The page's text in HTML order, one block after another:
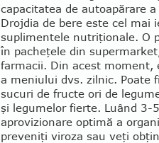
capacitatea de autoapărare
Drojdia de bere este cel mai
suplimentele nutriţionale. O
în pacheţele din
farmacii. Din acest moment,
a meniului dvs. zilnic. Poate
sucuri de fructe ori de
şi legumelor fier­te. Luând 3-
aprovizionare optimă a
preveniţi viroza sau veţi